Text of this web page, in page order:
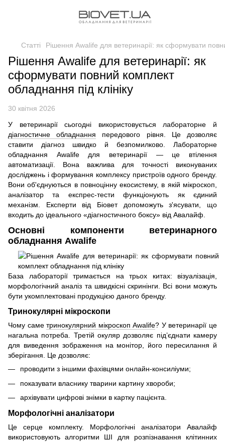
Статті Рішення Awalife для ветеринарії: як сформувати
Рішення Awalife для ветеринарії: як
сформувати повний комплект
обладнання під клініку
30 квітня 2026
У ветеринарії сьогодні використовується лабораторне й
діагностичне обладнання передового рівня. Це дозволяє
ставити діагноз швидко й безпомилково. Лабораторне
обладнання Awalife для ветеринарії — це втілення
автоматизації. Вона важлива для точності виконуваних
досліджень і формування комплексу пристроїв одного бренду.
Вони об'єднуються в повноцінну екосистему, в якій мікроскоп,
аналізатор та експрес-тести функціонують як єдиний
механізм. Експерти від Біовет допоможуть з'ясувати, що
входить до ідеального «діагностичного боксу» від Авалайф.
Основні компоненти ветеринарного
обладнання Awalife
База лабораторії тримається на трьох китах: візуалізація,
морфологічний аналіз та швидкісні скринінги. Всі вони можуть
бути укомплектовані продукцією даного бренду.
Тринокулярні мікроскопи
Чому саметринокулярний мікроскоп Awalife? У ветеринарії це
нагальна потреба. Третій окуляр дозволяє під’єднати камеру
для виведення зображення на монітор, його пересилання й
зберігання. Це дозволяє:
проводити з іншими фахівцями онлайн-консиліуми;
показувати власнику тварини картину хвороби;
архівувати цифрові знімки в картку пацієнта.
Морфологічні аналізатори
Це серце комплекту. Морфологічні аналізатори Авалайф
використовують алгоритми ШІ для розпізнавання клітинних